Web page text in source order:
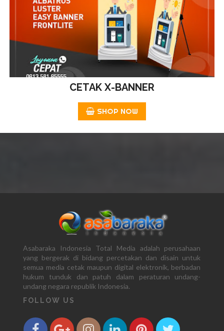
CETAK X-BANNER
SHOP NOW
Asabaraka Indonesia Total Media adalah perusahaan
yang bergerak di bidang percetakan dan disain untuk
semua media cetak maupun digital elektronik, berbadan
hukum tunduk dan patuh dalam peraturan undang-
undang negara republik Indonesia.
FOLLOW US